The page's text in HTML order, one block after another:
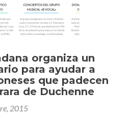
organiza un
para ayudar a
que padecen
de Duchenne
2015